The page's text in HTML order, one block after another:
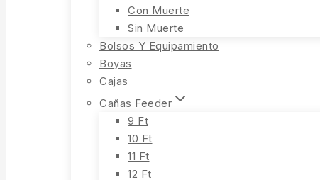
Con Muerte
Sin Muerte
Bolsos Y Equipamiento
Boyas
Cajas
Cañas Feeder
9 Ft
10 Ft
11 Ft
12 Ft